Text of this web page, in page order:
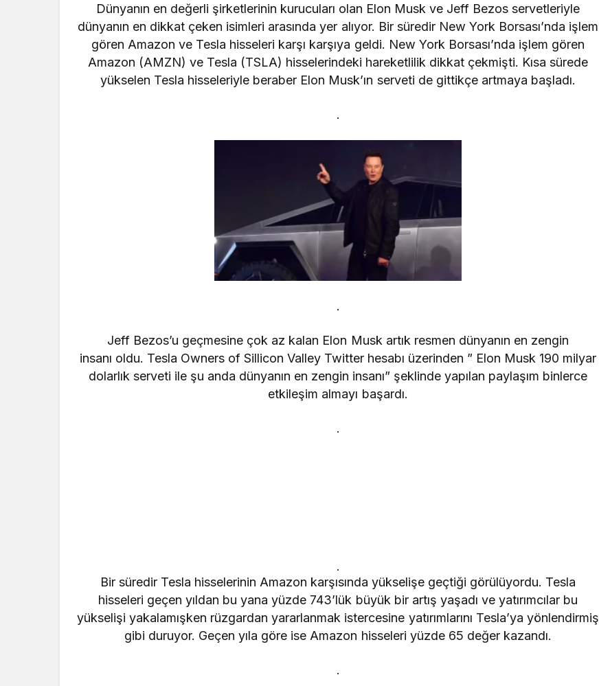
Dünyanın en değerli şirketlerinin kurucuları olan Elon Musk ve Jeff Bezos servetleriyle
dünyanın en dikkat çeken isimleri arasında yer alıyor. Bir süredir New York Borsası’nda işlem
gören Amazon ve Tesla hisseleri karşı karşıya geldi. New York Borsası’nda işlem gören
Amazon (AMZN) ve Tesla (TSLA) hisselerindeki hareketlilik dikkat çekmişti. Kısa sürede
yükselen Tesla hisseleriyle beraber Elon Musk’ın serveti de gittikçe artmaya başladı.
.
.
Jeff Bezos’u geçmesine çok az kalan Elon Musk artık resmen dünyanın en zengin
insanı oldu. Tesla Owners of Sillicon Valley Twitter hesabı üzerinden ” Elon Musk 190 milyar
dolarlık serveti ile şu anda dünyanın en zengin insanı” şeklinde yapılan paylaşım binlerce
etkileşim almayı başardı.
.
.
Bir süredir Tesla hisselerinin Amazon karşısında yükselişe geçtiği görülüyordu. Tesla
hisseleri geçen yıldan bu yana yüzde 743’lük büyük bir artış yaşadı ve yatırımcılar bu
yükselişi yakalamışken rüzgardan yararlanmak istercesine yatırımlarını Tesla’ya yönlendirmiş
gibi duruyor. Geçen yıla göre ise Amazon hisseleri yüzde 65 değer kazandı.
.